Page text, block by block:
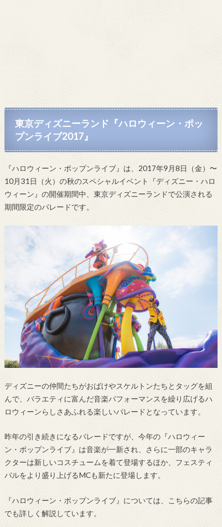
東京ディズニーランド『ハロウィーン・ポッ
プンライブ2017』
『ハロウィーン・ポップンライブ』は、2017年9月8日（金）〜
10月31日（火）の秋のスペシャルイベント『ディズニー・ハロ
ウィーン』の開催期間中、東京ディズニーランドで公演される
期間限定のパレードです。
ディズニーの仲間たちがおばけやスケルトンたちとタッグを組
んで、バラエティに富んだ音楽パフォーマンスを繰り広げるハ
ロウィーンらしさあふれる楽しいパレードとなっています。
昨年の引き続きになるパレードですが、今年の『ハロウィー
ン・ポップンライブ』は音楽が一新され、さらに一部のキャラ
クターは新しいコスチュームを着て登場するほか、フェスティ
バルをより盛り上げるMCも新たに登場します。
『ハロウィーン・ポップンライブ』については、こちらの記事
でも詳しく解説しています。